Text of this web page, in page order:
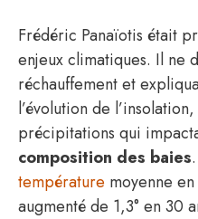
Frédéric Panaïotis était
enjeux climatiques. Il ne
réchauffement et
l’évolution de
précipitations qui
composition des baies
température moyenne
augmenté de 1,3° en 30